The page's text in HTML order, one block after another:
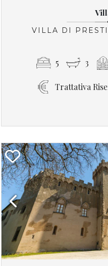
VILLA DI
5 3
Trattativa
Previous